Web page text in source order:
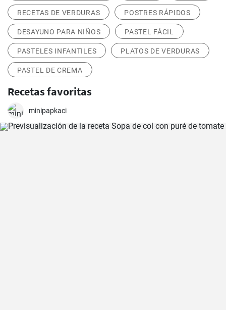
RECETAS DE VERDURAS POSTRES RÁPIDOS
DESAYUNO PARA NIÑOS PASTEL FÁCIL
PASTELES INFANTILES PLATOS DE VERDURAS
PASTEL DE CREMA
Recetas favoritas
minipapkaci